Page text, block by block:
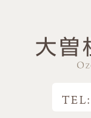
TEL: